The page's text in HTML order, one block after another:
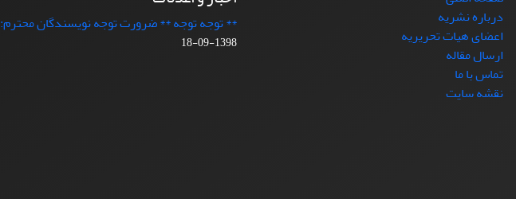
درباره نشریه
اعضای هیات تحریریه
ارسال مقاله
تماس با ما
نقشه سایت
** توجه توجه ** ضرورت توجه نویسندگان محترم:
1398-09-18